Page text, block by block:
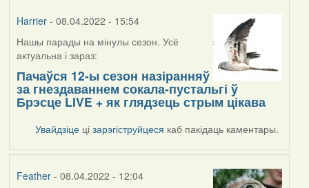
Harrier- 08.04.2022 - 15:54
Нашы парады на мінулы сезон. Усё
актуальна і зараз:
Пачаўся 12-ы сезон назіранняў
за гнездаваннем сокала-пустальгі ў
Брэсце LIVE + як глядзець стрым цікава
Увайдзіце цізарэгіструйцеся каб пакідаць каментары.
Feather- 08.04.2022 - 12:04